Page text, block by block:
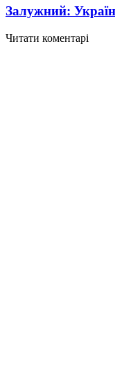
Залужний:
Читати коментарі